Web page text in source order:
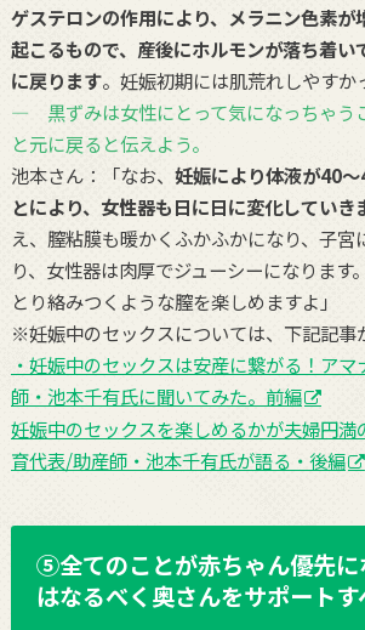
ゲステロンの作用により、メラニン色素が
起こるもので、産後にホルモンが落ち着い
に戻ります。妊娠初期には肌荒れしやすか
― 黒ずみは女性にとって気になっちゃう
と元に戻ると伝えよう。
池本さん：「なお、 妊娠により体液が40
とにより、女性器も日に日に変化していき
え、膣粘膜も暖かくふかふかになり、子宮
り、女性器は肉厚でジューシーになります
とり絡みつくような膣を楽しめますよ」
※妊娠中のセックスについては、下記記事
・妊娠中のセックスは安産に繋がる！ア
師・池本千有氏に聞いてみた。前編
妊娠中のセックスを楽しめるかが夫婦円満
育代表/助産師・池本千有氏が語る・後編
⑤全てのことが赤ちゃん優先に
はなるべく奥さんをサポートす